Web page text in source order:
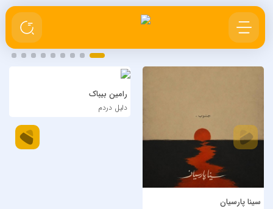
سینا پارسیان
رامین بیباک
دلیل دردم